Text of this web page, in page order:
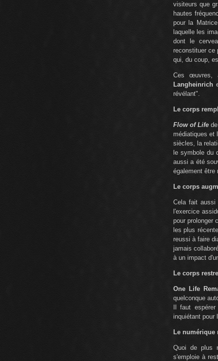
visiteurs que
hautes
pour la
laquelle les
dont le
reconstituer ce
qui, du coup,
Ces œuvres,
Langheinrich
révélant".
Le corps
Flow of Life
médiatiques et
siècles, la
le symbole du
aussi a été
également être
Le corps
Cela fait aussi
l'exercice
pour prolonger
les plus
reussi à faire
jamais
à un impact
Le corps
One Life
quelconque
Il faut
inquiétant pour
Le numérique
Quoi de plus
s'emploie à